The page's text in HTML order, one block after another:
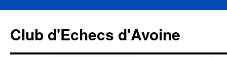
contenu
Club d'Echecs d'Avoine